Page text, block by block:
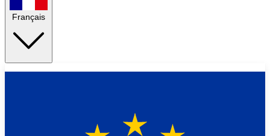
Français